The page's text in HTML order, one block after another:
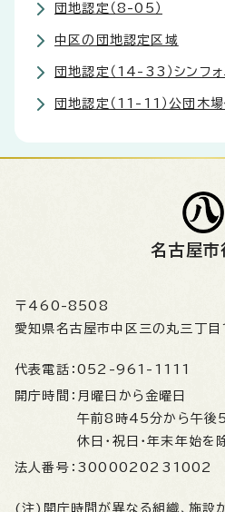
団地認定（8-05）
中区の団地認定区域
団地認定（14-33）シンフ
団地認定（11-11）公団木
名古屋市
〒460-8508
愛知県名古屋市中区三の丸三丁
代表電話： 052-961-1111
開庁時間： 月曜日から金曜日
午前8時45分から午後
休日・祝日・年末年始を
法人番号： 3000020231002
(注)開庁時間が異なる組織、施設